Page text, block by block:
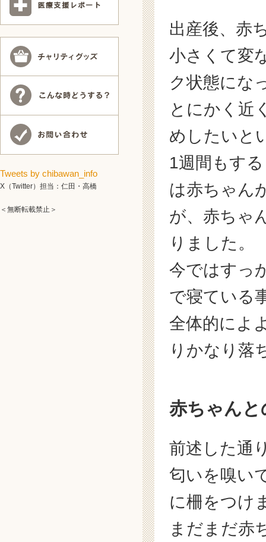
出産後、赤
小さくて変
ク状態にな
とにかく近
めしたいと
1週間もす
は赤ちゃん
が、赤ちゃ
りました。
今ではすっ
で寝ている
全体的によ
りかなり落
赤ちゃん
前述した通
匂いを嗅い
に柵をつけ
まだまだ赤
Tweets by chibawan_info
X（Twitter）担当：仁田・高橋
＜無断転載禁止＞